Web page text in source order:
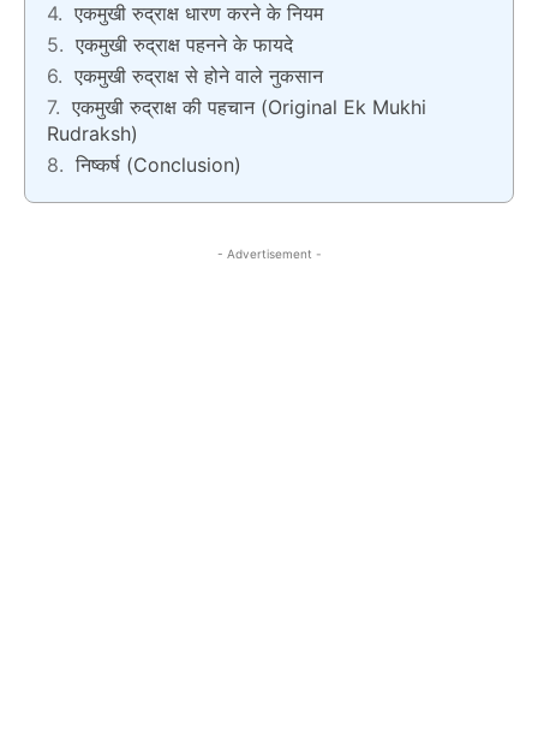
एकमुखी रुद्राक्ष धारण करने के नियम
एकमुखी रुद्राक्ष पहनने के फायदे
एकमुखी रुद्राक्ष से होने वाले नुकसान
एकमुखी रुद्राक्ष की पहचान (Original Ek Mukhi
Rudraksh)
निष्कर्ष (Conclusion)
- Advertisement -